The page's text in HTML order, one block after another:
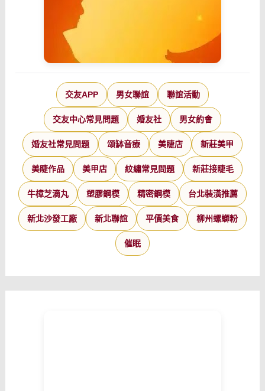
交友APP 男女聯誼 聯誼活動
交友中心常見問題 婚友社 男女約會
婚友社常見問題 頌缽音療 美睫店 新莊美甲
美睫作品 美甲店 紋繡常見問題 新莊接睫毛
牛樟芝滴丸 塑膠鋼模 精密鋼模 台北裝潢推薦
新北沙發工廠 新北聯誼 平價美食 柳州螺螄粉
催眠